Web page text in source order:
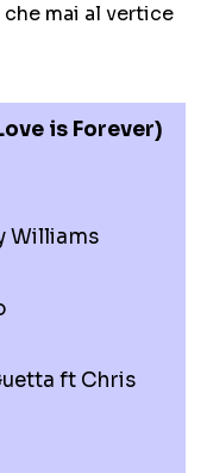
mai al vertice
is Forever)
Williams
ft Chris